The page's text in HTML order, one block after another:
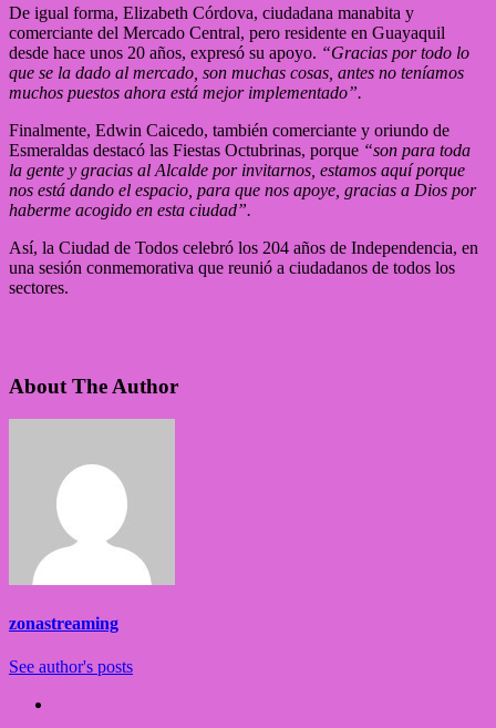
De igual forma, Elizabeth Córdova, ciudadana manabita y
comerciante del Mercado Central, pero residente en Guayaquil
desde hace unos 20 años, expresó su apoyo. “Gracias por todo lo
que se la dado al mercado, son muchas cosas, antes no teníamos
muchos puestos ahora está mejor implementado”.
Finalmente, Edwin Caicedo, también comerciante y oriundo de
Esmeraldas destacó las Fiestas Octubrinas, porque “son para toda
la gente y gracias al Alcalde por invitarnos, estamos aquí porque
nos está dando el espacio, para que nos apoye, gracias a Dios por
haberme acogido en esta ciudad”.
Así, la Ciudad de Todos celebró los 204 años de Independencia, en
una sesión conmemorativa que reunió a ciudadanos de todos los
sectores.
About The Author
zonastreaming
See author's posts